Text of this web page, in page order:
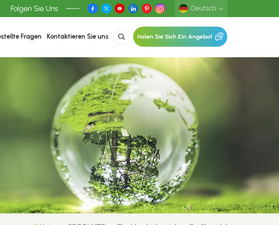
Folgen Sie Uns Deutsch
Deutsch
Fragen Kontaktieren Sie uns Holen Sie Sich Ein Angebot